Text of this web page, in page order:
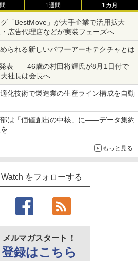
1週間 1カ月
「BestMove」が大手企業で活用拡大
広告代理店などが実装フェーズへ
られる新しいパワーアーキテクチャとは
表――46歳の村田将輝氏が8月1日付で
社長は会長へ
化技術で製造業の生産ライン構成を自動
は「価値創出の中核」に――データ集約
もっと見る
をフォローする
メルマガスタート！
登録はこちら